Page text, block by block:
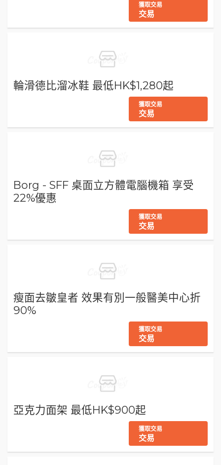
獲取交易
交易
輪滑德比溜冰鞋 最低HK$1,280起
獲取交易
交易
Borg - SFF 桌面立方體電腦機箱 享受
22%優惠
獲取交易
交易
瘦面去皺皇者 效果有別一般醫美中心折
90%
獲取交易
交易
亞克力面架 最低HK$900起
獲取交易
交易